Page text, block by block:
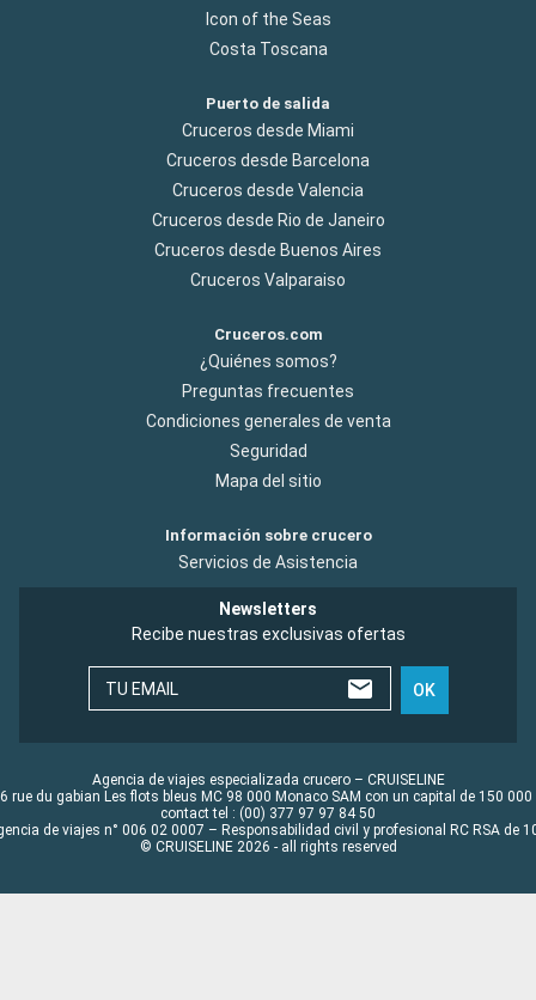
Icon of the Seas
Costa Toscana
Puerto de salida
Cruceros desde Miami
Cruceros desde Barcelona
Cruceros desde Valencia
Cruceros desde Rio de Janeiro
Cruceros desde Buenos Aires
Cruceros Valparaiso
Cruceros.com
¿Quiénes somos?
Preguntas frecuentes
Condiciones generales de venta
Seguridad
Mapa del sitio
Información sobre crucero
Servicios de Asistencia
Newsletters
Recibe nuestras exclusivas ofertas
TU EMAIL OK
Agencia de viajes especializada crucero – CRUISELINE
rue du gabian Les flots bleus MC 98 000 Monaco SAM con un capital de 150 000
contact tel : (00) 377 97 97 84 50
de viajes n° 006 02 0007 – Responsabilidad civil y profesional RC RSA de
© CRUISELINE 2026 - all rights reserved